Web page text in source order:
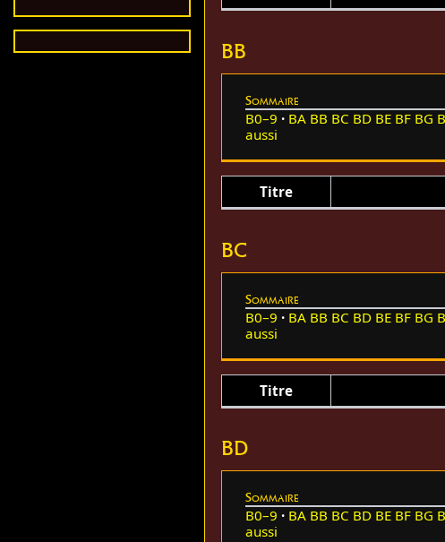
BB
Sommaire
B0–9 BA BB BC BD BE BF BG
aussi
Titre
BC
Sommaire
B0–9 BA BB BC BD BE BF BG
aussi
Titre
BD
Sommaire
B0–9 BA BB BC BD BE BF BG
aussi